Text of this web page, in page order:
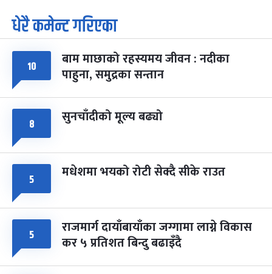
७
आइत
पूर्णिमा व्रत
चैत्र ७, २०८३-Mar 21, 2027
८
सोम
फागुपूर्णिमा
चैत्र ८, २०८३- Mar 22, 2027
७ महिना बाँकी
धेरै कमेन्ट गरिएका
१० बाम माछाको रहस्यमय जीवन : नदीका
पाहुना, समुद्रका सन्तान
८ सुनचाँदीको मूल्य बढ्यो
५ मधेशमा भयको रोटी सेक्दै सीके राउत
५ राजमार्ग दायाँबायाँका जग्गामा लाग्ने विकास
कर ५ प्रतिशत बिन्दु बढाइँदै